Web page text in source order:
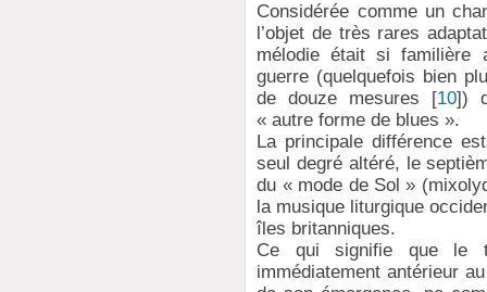
Considérée comme un
l’objet de très rares
mélodie était si familière
guerre (quelquefois bien
de douze mesures [10])
« autre forme de blues ».
La principale différence
seul degré altéré, le
du « mode de Sol »
la musique liturgique
îles britanniques.
Ce qui signifie que le
immédiatement antérieur